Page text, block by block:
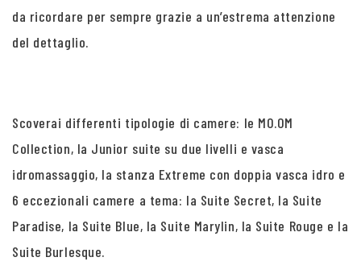
da ricordare per sempre grazie a un’estrema attenzione
del dettaglio.
Scoverai differenti tipologie di camere: le MO.OM
Collection, la Junior suite su due livelli e vasca
idromassaggio, la stanza Extreme con doppia vasca idro e
6 eccezionali camere a tema: la Suite Secret, la Suite
Paradise, la Suite Blue, la Suite Marylin, la Suite Rouge e la
Suite Burlesque.